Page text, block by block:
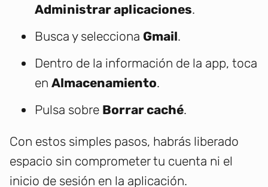
Administrar aplicaciones.
Busca y selecciona Gmail.
Dentro de la información de la app, toca
en Almacenamiento.
Pulsa sobre Borrar caché.
Con estos simples pasos, habrás liberado
espacio sin comprometer tu cuenta ni el
inicio de sesión en la aplicación.